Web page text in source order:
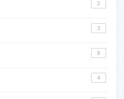
2
3
8
4